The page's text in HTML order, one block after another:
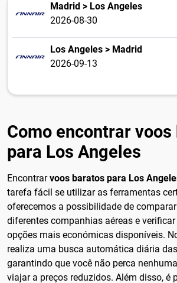
Madrid > Los Angeles
2026-08-30
Los Angeles > Madrid
2026-09-13
Como encontrar
para Los Angeles
Encontrarvoos baratos para Los
tarefa fácil se utilizar as ferramentas
oferecemos a possibilidade de
diferentes companhias aéreas e
opções mais económicas disponíveis.
realiza uma busca automática diária
garantindo que você não perca
viajar a preços reduzidos. Além disso, é